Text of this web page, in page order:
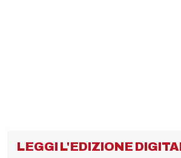
LEGGI L'EDIZIONE